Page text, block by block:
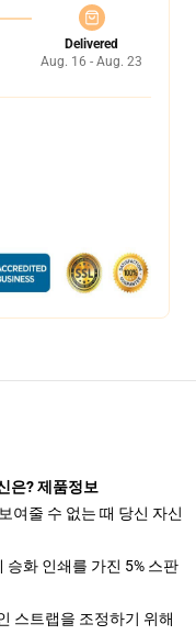
Delivered
Aug. 16 - Aug. 23
은? 제품정보
여줄 수 없는 때 당신 자신
화 인쇄를 가진 5% 스판
스트랩을 조정하기 위해